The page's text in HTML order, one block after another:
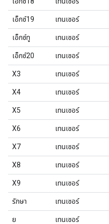
เอ็กซ์19 เทนเซอร์
เอ็กซ์ทู เทนเซอร์
เอ็กซ์20 เทนเซอร์
X3 เทนเซอร์
X4 เทนเซอร์
X5 เทนเซอร์
X6 เทนเซอร์
X7 เทนเซอร์
X8 เทนเซอร์
X9 เทนเซอร์
รักษา เทนเซอร์
ย เทนเซอร์